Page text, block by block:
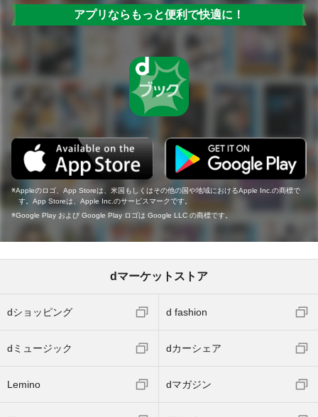
アプリならもっと便利で快適に！
Appleのロゴ、App Storeは、米国もしくはその他の国や地域におけるApple Inc.の商標で
す。App Storeは、Apple Inc.のサービスマークです。
Google Play および Google Play ロゴは Google LLC の商標です。
dマーケットストア
dショッピング d fashion
dミュージック dカーシェア
Lemino dマガジン